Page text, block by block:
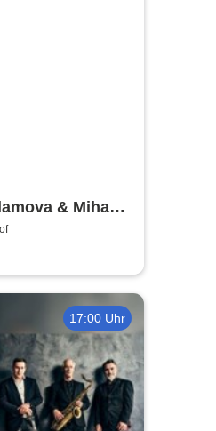
& Mihaela
ohne Worte
17:00 Uhr